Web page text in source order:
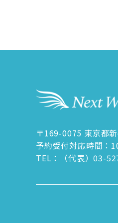
〒169-0075 東京都
予約受付対応時間：
TEL：（代表）03-